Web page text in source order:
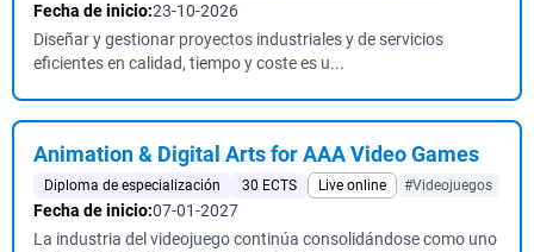
Fecha de inicio:23-10-2026
Diseñar y gestionar proyectos industriales y de servicios
eficientes en calidad, tiempo y coste es u...
Animation & Digital Arts for AAA Video Games
Diploma de especialización 30 ECTS Live online #Videojuegos
Fecha de inicio:07-01-2027
La industria del videojuego continúa consolidándose como uno